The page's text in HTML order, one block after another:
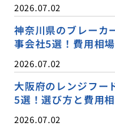
2026.07.02
神奈川県のブレーカ
事会社5選！費用相
2026.07.02
大阪府のレンジフー
5選！選び方と費用
2026.07.02